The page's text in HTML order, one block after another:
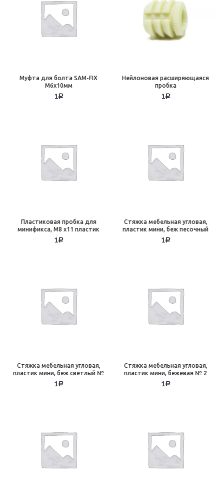
Муфта для болта SAM-FIX
M6x10мм
1Р
Нейлоновая расширяющаяся
пробка
1Р
Пластиковая пробка для
минификса, М8 x11 пластик
1Р
Стяжка мебельная угловая,
пластик мини, беж песочный
№ 13
1Р
Стяжка мебельная угловая,
пластик мини, беж светлый №
17
1Р
Стяжка мебельная угловая,
пластик мини, бежевая № 2
1Р